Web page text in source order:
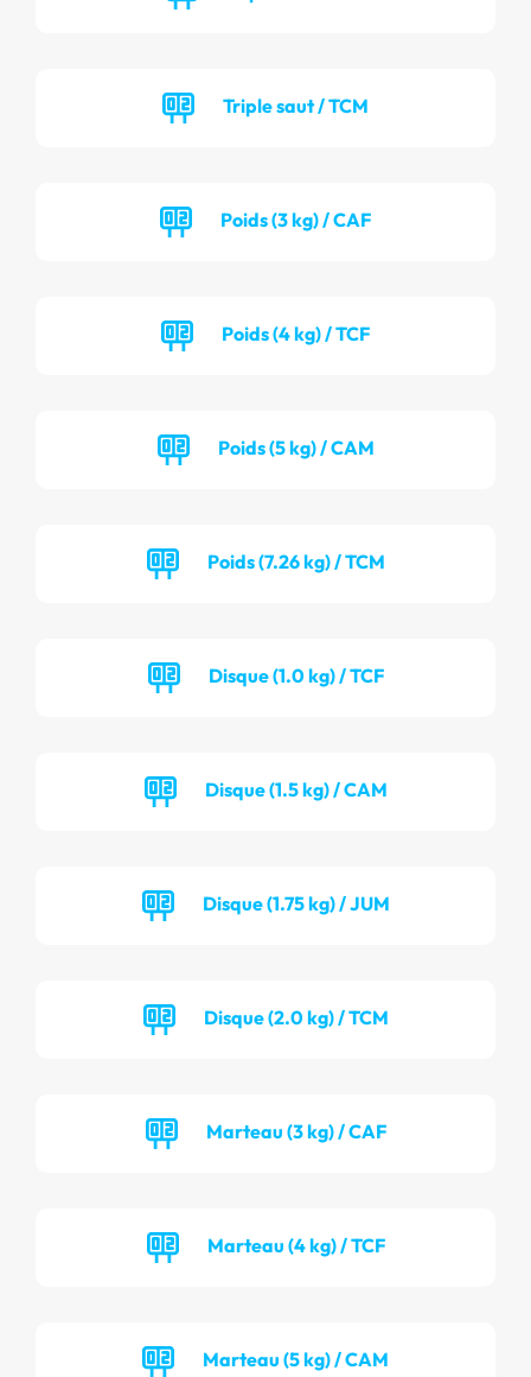
Triple saut / TCM
Poids (3 kg) / CAF
Poids (4 kg) / TCF
Poids (5 kg) / CAM
Poids (7.26 kg) / TCM
Disque (1.0 kg) / TCF
Disque (1.5 kg) / CAM
Disque (1.75 kg) / JUM
Disque (2.0 kg) / TCM
Marteau (3 kg) / CAF
Marteau (4 kg) / TCF
Marteau (5 kg) / CAM